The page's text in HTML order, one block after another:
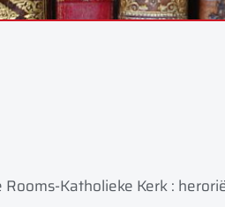
Katholieke Kerk :